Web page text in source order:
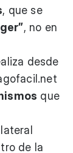
, que se
, no en
desde
que
de la